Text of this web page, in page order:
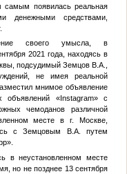
самым появилась реальная
денежными средствами,
своего умысла, в
2021 года, находясь в
подсудимый Земцов В.А.,
не имея реальной
мнимое объявление
объявлений «Instagram» с
чемоданов различной
месте в г. Москве,
сЗемцовым В.А. путем
в неустановленном месте
не позднее 13 сентября